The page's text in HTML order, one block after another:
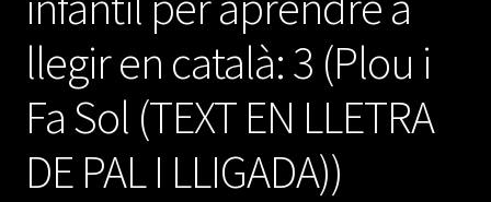
llegir en català: 3 (Plou i
Fa Sol (TEXT EN LLETRA
DE PAL I LLIGADA))